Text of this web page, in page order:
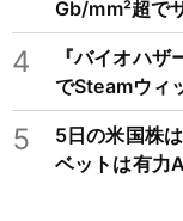
Gb/mm²超で
4
『バイオハ
でSteamウィ
5
5日の米国株
ベットは有力